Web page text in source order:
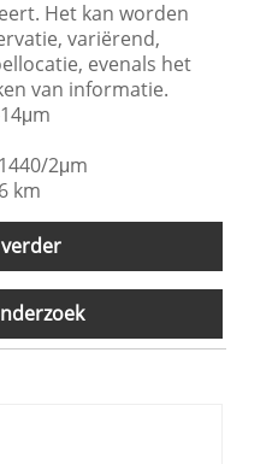
Het kan worden
variërend,
evenals het
van informatie.
2μm
km